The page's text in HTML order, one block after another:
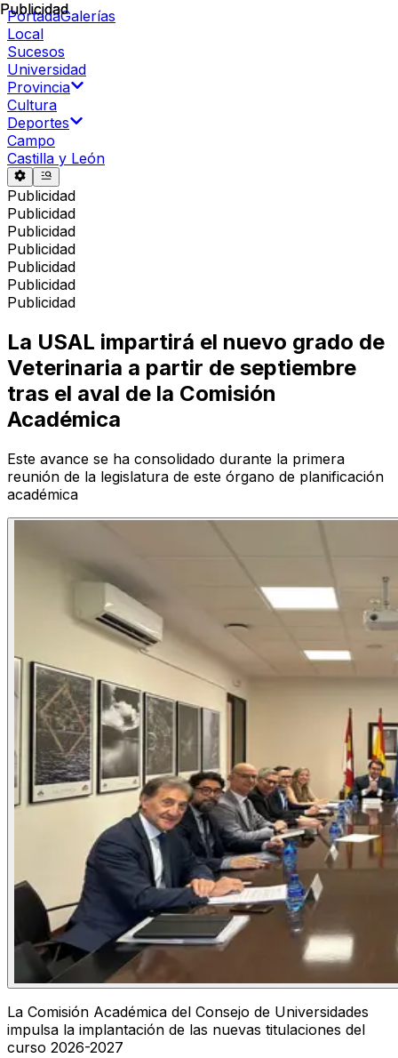
PortadaGalerías
Local
Sucesos
Universidad
Provincia
Cultura
Deportes
Campo
Castilla y León
Publicidad
Publicidad
Publicidad
Publicidad
Publicidad
Publicidad
Publicidad
Publicidad
La USAL impartirá el nuevo grado de
Veterinaria a partir de septiembre
tras el aval de la Comisión
Académica
Este avance se ha consolidado durante la primera
reunión de la legislatura de este órgano de planificación
académica
La Comisión Académica del Consejo de Universidades
impulsa la implantación de las nuevas titulaciones del
curso 2026-2027
Publicidad